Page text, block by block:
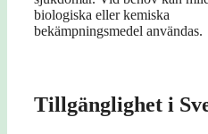
biologiska eller kemiska
bekämpningsmedel användas.
Tillgänglighet i